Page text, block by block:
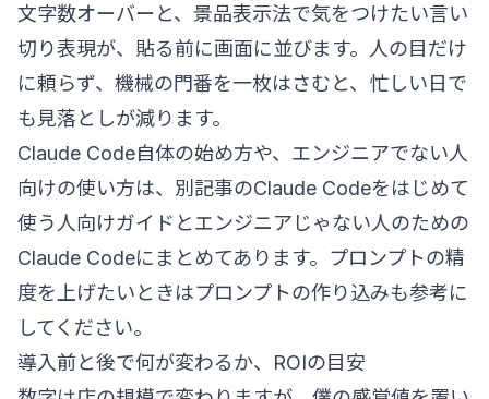
文字数オーバーと、景品表示法で気をつけたい言い
切り表現が、貼る前に画面に並びます。人の目だけ
に頼らず、機械の門番を一枚はさむと、忙しい日で
も見落としが減ります。
Claude Code自体の始め方や、エンジニアでない人
向けの使い方は、別記事のClaude Codeをはじめて
使う人向けガイド とエンジニアじゃない人のための
Claude Codeにまとめてあります。プロンプトの精
度を上げたいときはプロンプトの作り込みも参考に
してください。
導入前と後で何が変わるか、ROIの目安